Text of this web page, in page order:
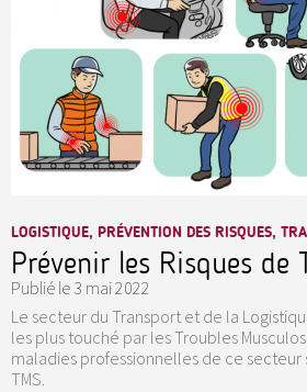
LOGISTIQUE, PRÉVENTION DES RISQUES,
Prévenir les Risques de
Publié le 3 mai 2022
Le secteur du Transport et de la
les plus touché par les Troubles
maladies professionnelles de ce secteur
TMS.